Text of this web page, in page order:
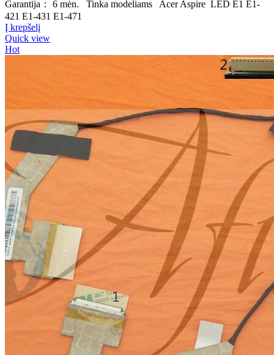
Garantija： 6 mėn. Tinka modeliams Acer Aspire LED E1 E1-
421 E1-431 E1-471
Į krepšelį
Quick view
Hot